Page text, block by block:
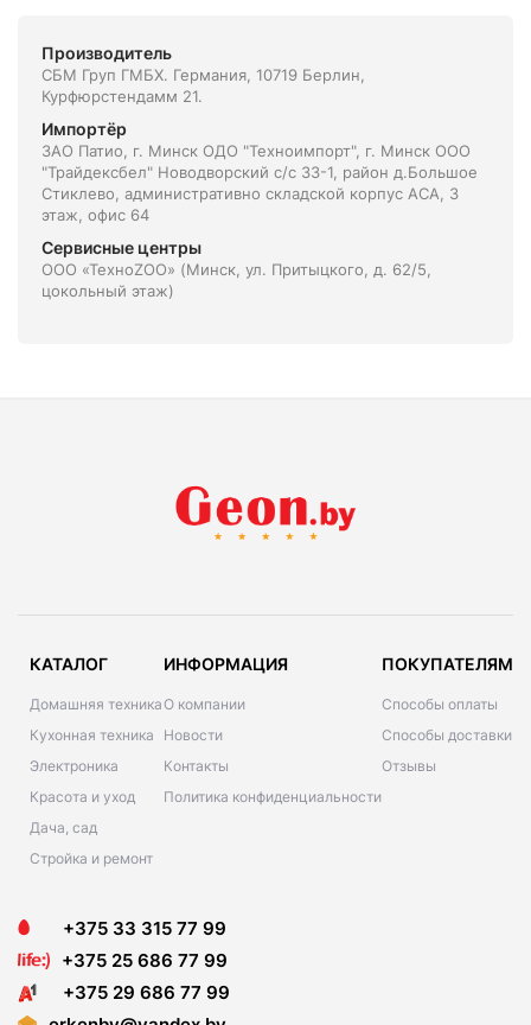
Производитель
СБМ Груп ГМБХ. Германия, 10719 Берлин,
Курфюрстендамм 21.
Импортёр
ЗАО Патио, г. Минск ОДО "Техноимпорт", г. Минск ООО
"Трайдексбел" Новодворский с/с 33-1, район д.Большое
Стиклево, административно складской корпус АСА, 3
этаж, офис 64
Сервисные центры
ООО «ТехноZOO» (Минск, ул. Притыцкого, д. 62/5,
цокольный этаж)
КАТАЛОГ
Домашняя техника
Кухонная техника
Электроника
Красота и уход
Дача, сад
Стройка и ремонт
ИНФОРМАЦИЯ
О компании
Новости
Контакты
Политика конфиденциальности
ПОКУПАТЕЛЯМ
Способы оплаты
Способы доставки
Отзывы
+375 33 315 77 99
+375 25 686 77 99
+375 29 686 77 99